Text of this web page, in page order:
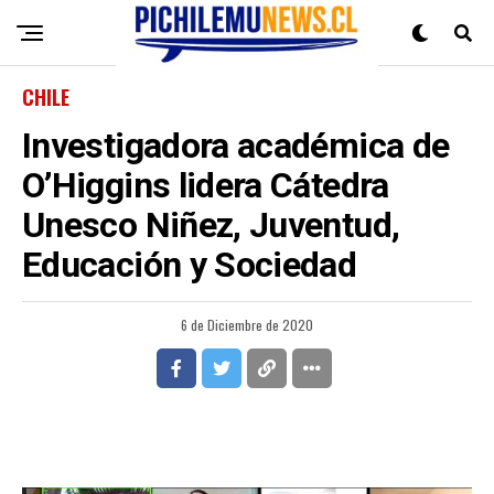
CHILE
Investigadora académica de
O’Higgins lidera Cátedra
Unesco Niñez, Juventud,
Educación y Sociedad
6 de Diciembre de 2020